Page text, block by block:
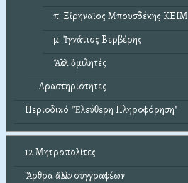
π. Εἰρηναῖος Μπουσδέκης ΚΕΙΜ
μ. Ἰγνάτιος Βερβέρης
Ἄλλοι ὁμιλητές
Δραστηριότητες
Περιοδικό "Ἐλεύθερη Πληροφόρηση"
12 Μητροπολίτες
Ἄρθρα ἄλλων συγγραφέων